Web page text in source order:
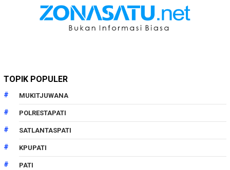
TOPIK POPULER
MUKITJUWANA
POLRESTAPATI
SATLANTASPATI
KPUPATI
PATI